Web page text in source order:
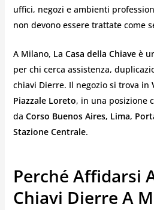
uffici, negozi e ambienti
non devono essere trattate come
A Milano, La Casa della Chiaveè
per chi cerca assistenza,
chiavi Dierre. Il negozio si trova in
Piazzale Loreto, in una posizione
da Corso Buenos Aires, Lima,
Stazione Centrale.
Perché Affidarsi
Chiavi Dierre A